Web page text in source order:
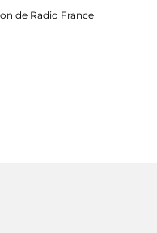
de Radio France